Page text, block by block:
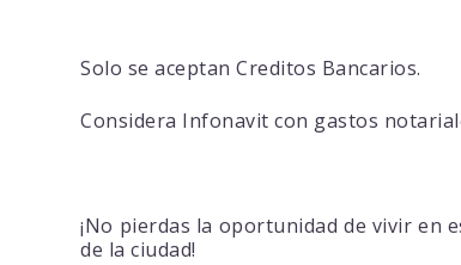
Solo se aceptan Creditos Bancarios.
Considera Infonavit con gastos
¡No pierdas la oportunidad de vivir en
de la ciudad!